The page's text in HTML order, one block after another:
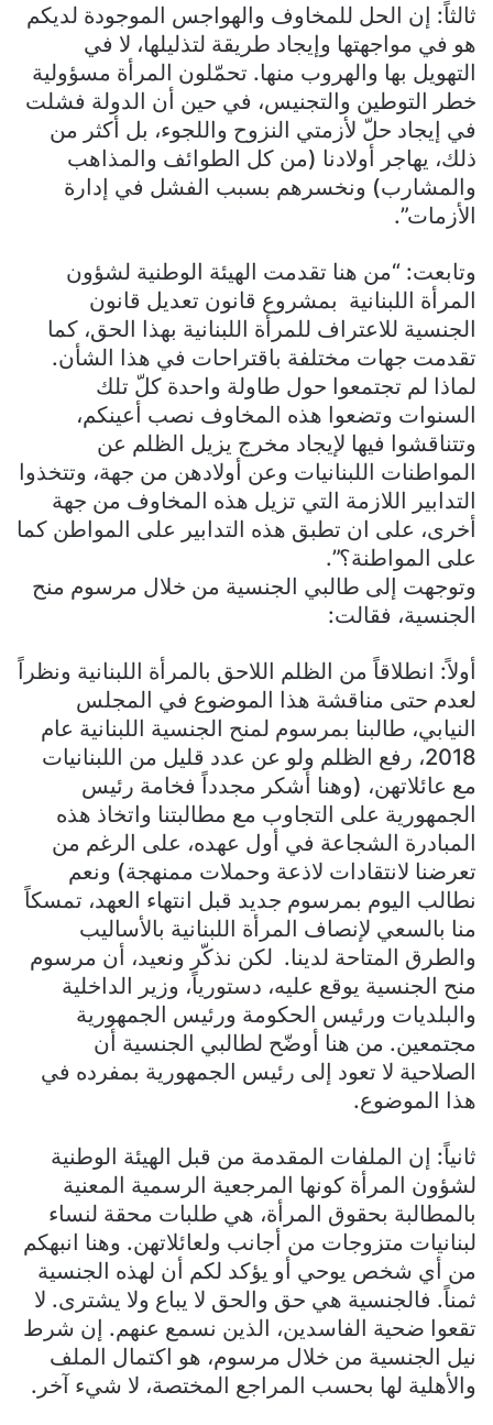
ثالثاً: إن الحل للمخاوف والهواجس الموجودة لديكم
هو في مواجهتها وإيجاد طريقة لتذليلها، لا في
التهويل بها والهروب منها. تحمّلون المرأة مسؤولية
خطر التوطين والتجنيس، في حين أن الدولة فشلت
في إيجاد حلّ لأزمتي النزوح واللجوء، بل أكثر من
ذلك، يهاجر أولادنا (من كل الطوائف والمذاهب
والمشارب) ونخسرهم بسبب الفشل في إدارة
الأزمات”.
وتابعت: “من هنا تقدمت الهيئة الوطنية لشؤون
المرأة اللبنانية بمشروع قانون تعديل قانون
الجنسية للاعتراف للمرأة اللبنانية بهذا الحق، كما
تقدمت جهات مختلفة باقتراحات في هذا الشأن.
لماذا لم تجتمعوا حول طاولة واحدة كلّ تلك
السنوات وتضعوا هذه المخاوف نصب أعينكم،
وتتناقشوا فيها لإيجاد مخرج يزيل الظلم عن
المواطنات اللبنانيات وعن أولادهن من جهة، وتتخذوا
التدابير اللازمة التي تزيل هذه المخاوف من جهة
أخرى، على ان تطبق هذه التدابير على المواطن كما
على المواطنة؟”.
وتوجهت إلى طالبي الجنسية من خلال مرسوم منح
الجنسية، فقالت:
أولاً: انطلاقاً من الظلم اللاحق بالمرأة اللبنانية ونظراً
لعدم حتى مناقشة هذا الموضوع في المجلس
النيابي، طالبنا بمرسوم لمنح الجنسية اللبنانية عام
2018، رفع الظلم ولو عن عدد قليل من اللبنانيات
مع عائلاتهن، (وهنا أشكر مجدداً فخامة رئيس
الجمهورية على التجاوب مع مطالبتنا واتخاذ هذه
المبادرة الشجاعة في أول عهده، على الرغم من
تعرضنا لانتقادات لاذعة وحملات ممنهجة) ونعم
نطالب اليوم بمرسوم جديد قبل انتهاء العهد، تمسكاً
منا بالسعي لإنصاف المرأة اللبنانية بالأساليب
والطرق المتاحة لدينا. لكن نذكّر ونعيد، أن مرسوم
منح الجنسية يوقع عليه، دستورياً، وزير الداخلية
والبلديات ورئيس الحكومة ورئيس الجمهورية
مجتمعين. من هنا أوضّح لطالبي الجنسية أن
الصلاحية لا تعود إلى رئيس الجمهورية بمفرده في
هذا الموضوع.
ثانياً: إن الملفات المقدمة من قبل الهيئة الوطنية
لشؤون المرأة كونها المرجعية الرسمية المعنية
بالمطالبة بحقوق المرأة، هي طلبات محقة لنساء
لبنانيات متزوجات من أجانب ولعائلاتهن. وهنا انبهكم
من أي شخص يوحي أو يؤكد لكم أن لهذه الجنسية
ثمناً. فالجنسية هي حق والحق لا يباع ولا يشترى. لا
تقعوا ضحية الفاسدين، الذين نسمع عنهم. إن شرط
نيل الجنسية من خلال مرسوم، هو اكتمال الملف
والأهلية لها بحسب المراجع المختصة، لا شيء آخر.